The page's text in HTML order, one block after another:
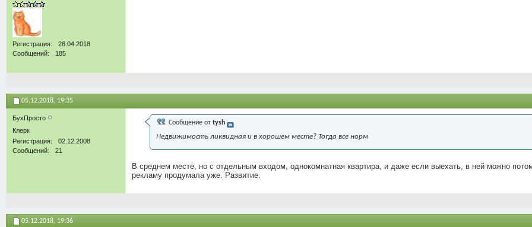
Регистрация
28.04.2018
Сообщений
185
05.12.2018, 19:35
БухПросто
Клерк
Регистрация
02.12.2008
Сообщений
21
Сообщение от tysh
Недвижимость ликвидная и в хорошем месте? Тогда все норм
В среднем месте, но с отдельным входом, однокомнатная квартира, и даже если выехать, в ней можно
рекламу продумала уже. Развитие.
05.12.2018, 19:36